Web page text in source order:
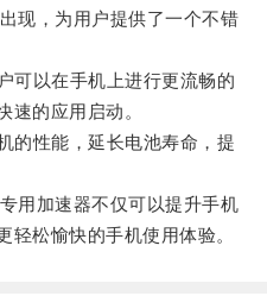
，为用户提供了一个不错
以在手机上进行更流畅的
速的应用启动。
性能，延长电池寿命，提
加速器不仅可以提升手机
轻松愉快的手机使用体验。